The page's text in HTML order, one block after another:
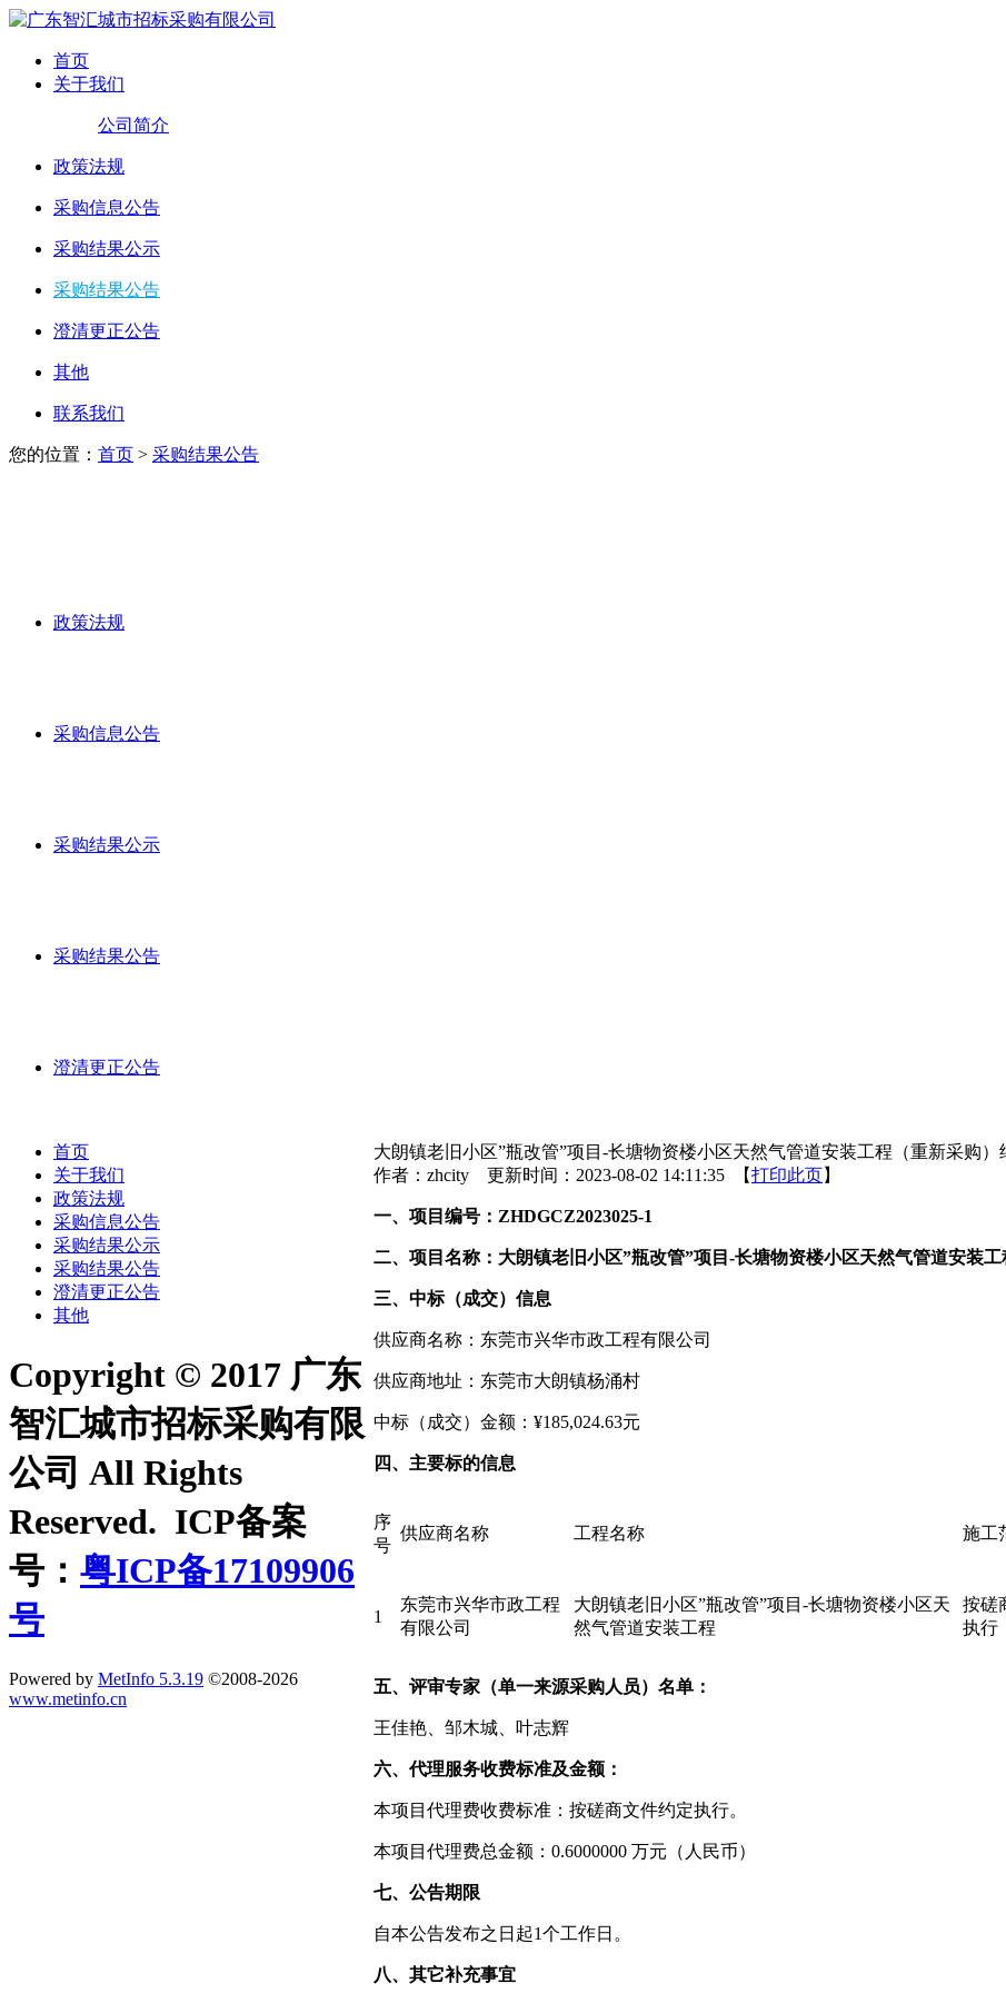
首页
关于我们
公司简介
政策法规
采购信息公告
采购结果公示
采购结果公告
澄清更正公告
其他
联系我们
您的位置： 首页 > 采购结果公告
政策法规
采购信息公告
采购结果公示
采购结果公告
澄清更正公告
大朗镇老旧小区”瓶改管”项目-长塘物资楼小区天然气管道安装工程（重新采购）
作者：zhcity 更新时间：2023-08-02 14:11:35 【打印此页】
一、项目编号： ZHDGCZ2023025-1
二、项目名称：大朗镇老旧小区”瓶改管”项目 -长塘物资楼小区天然气管道安装工
三、中标（成交）信息
供应商名称：东莞市兴华市政工程有限公司
供应商地址：东莞市大朗镇杨涌村
中标（成交）金额：¥185,024.63元
四、主要标的信息
序
号
供应商名称 工程名称 施工
1
东莞市兴华市政工程
有限公司
大朗镇老旧小区”瓶改管”项目-长塘物资楼小区天
然气管道安装工程
按磋
执行
五、评审专家（单一来源采购人员）名单：
王佳艳、邹木城、叶志辉
六、代理服务收费标准及金额：
本项目代理费收费标准：按磋商文件约定执行。
本项目代理费总金额：0.6000000 万元（人民币）
七、公告期限
自本公告发布之日起1个工作日。
八、其它补充事宜
首页
关于我们
政策法规
采购信息公告
采购结果公示
采购结果公告
澄清更正公告
其他
Copyright © 2017 广东
智汇城市招标采购有限
公司 All Rights
Reserved. ICP备案
号： 粤ICP备17109906
号
Powered by MetInfo 5.3.19 ©2008-2026
www.metinfo.cn